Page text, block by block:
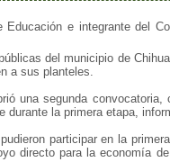
e integrante del
del municipio de
a sus planteles.
una segunda convocatoria,
durante la primera etapa,
participar en la
directo para la economía